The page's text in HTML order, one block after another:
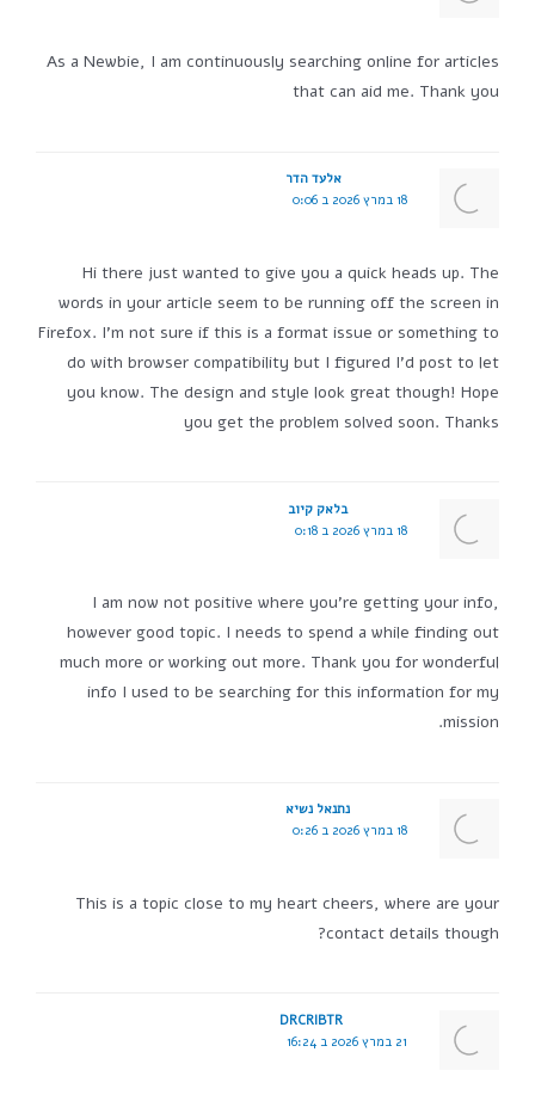
As a Newbie, I am continuously searching online for articles
that can aid me. Thank you
אלעד הדר
18 במרץ 2026 ב 0:06
Hi there just wanted to give you a quick heads up. The
words in your article seem to be running off the screen in
Firefox. I'm not sure if this is a format issue or something to
do with browser compatibility but I figured I'd post to let
you know. The design and style look great though! Hope
you get the problem solved soon. Thanks
בלאק קיוב
18 במרץ 2026 ב 0:18
I am now not positive where you're getting your info,
however good topic. I needs to spend a while finding out
much more or working out more. Thank you for wonderful
info I used to be searching for this information for my
mission.
נתנאל נשיא
18 במרץ 2026 ב 0:26
This is a topic close to my heart cheers, where are your
contact details though?
DRCRIBTR
21 במרץ 2026 ב 16:24